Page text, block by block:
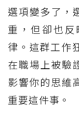
選項變多了，
重，但卻也
律。這群工作
在職場上被驗
影響你的思維
重要這件事。